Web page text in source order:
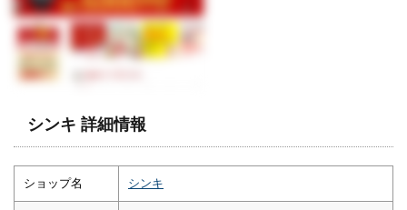
シンキ 詳細情報
ショップ名 シンキ